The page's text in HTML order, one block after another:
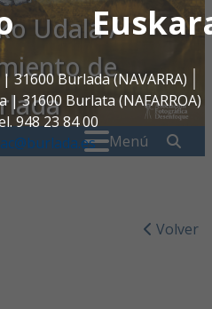
31600 Burlada (NAVARRA)
| 31600 Burlata (NAFARROA)
948 23 84 00
Udala /
de
Menú
Volver